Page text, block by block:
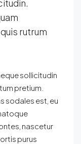
rutrum
sollicitudin
pretium.
sodales est, eu
nascetur
purus